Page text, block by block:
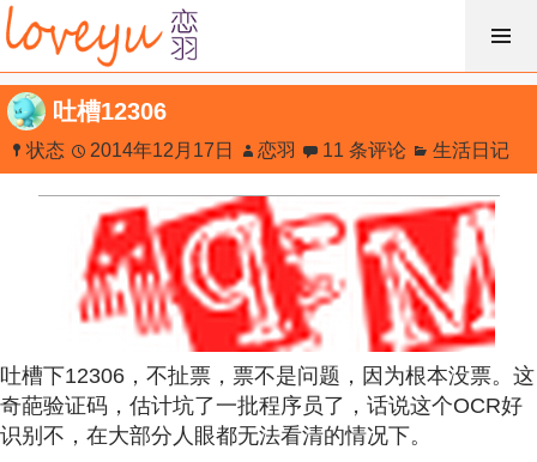
跳
过
内
容
吐槽12306
状态 2014年12月17日 恋羽 11 条评论 生活日记
吐槽下12306，不扯票，票不是问题，因为根本没票。这
奇葩验证码，估计坑了一批程序员了，话说这个OCR好
识别不，在大部分人眼都无法看清的情况下。